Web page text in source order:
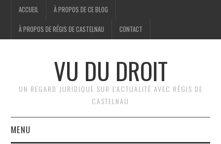
ACCUEIL À PROPOS DE CE BLOG
À PROPOS DE RÉGIS DE CASTELNAU CONTACT
VU DU DROIT
UN REGARD JURIDIQUE SUR L'ACTUALITÉ AVEC RÉGIS DE
CASTELNAU
MENU